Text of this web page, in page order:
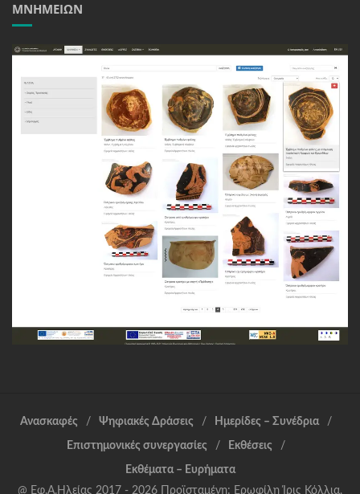
ΜΝΗΜΕΊΩΝ
Ανασκαφές Ψηφιακές Δράσεις Ημερίδες – Συνέδρια
Επιστημονικές συνεργασίες Εκθέσεις
Εκθέματα – Ευρήματα
@ Εφ.Α.Ηλείας 2017 - 2026 Προϊσταμένη: Ερωφίλη Ίρις Κόλλια,